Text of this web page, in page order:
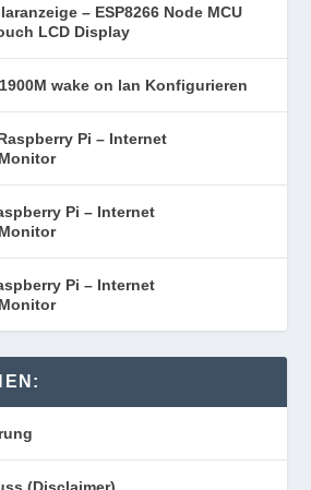
– ESP8266 Node MCU
LCD Display
wake on lan Konfigurieren
Pi – Internet
Pi – Internet
Pi – Internet